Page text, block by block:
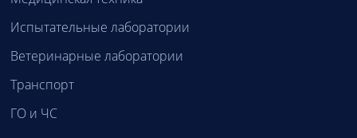
Испытательные лаборатории
Ветеринарные лаборатории
Транспорт
ГО и ЧС